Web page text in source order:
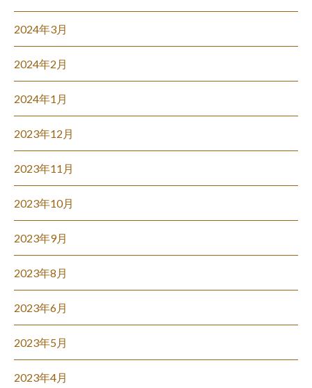
2024年3月
2024年2月
2024年1月
2023年12月
2023年11月
2023年10月
2023年9月
2023年8月
2023年6月
2023年5月
2023年4月